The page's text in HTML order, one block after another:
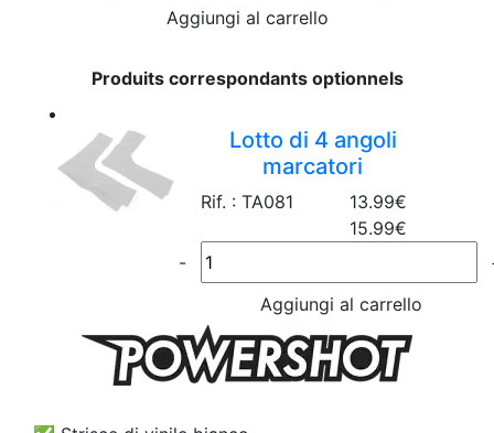
Aggiungi al carrello
Produits correspondants optionnels
Lotto di 4 angoli
marcatori
Rif. : TA081
13.99€
15.99€
-
Aggiungi al carrello